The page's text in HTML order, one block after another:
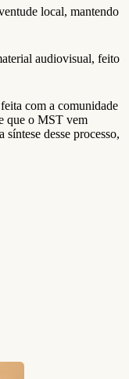
local, mantendo
audiovisual, feito
com a comunidade
que o MST vem
desse processo,